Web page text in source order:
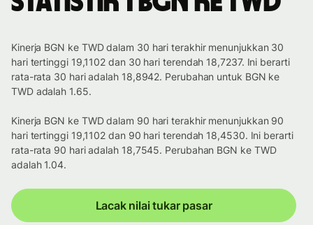
Kinerja BGN ke TWD dalam 30 hari terakhir menunjukkan 30
hari tertinggi 19,1102 dan 30 hari terendah 18,7237. Ini berarti
rata-rata 30 hari adalah 18,8942. Perubahan untuk BGN ke
TWD adalah 1.65.
Kinerja BGN ke TWD dalam 90 hari terakhir menunjukkan 90
hari tertinggi 19,1102 dan 90 hari terendah 18,4530. Ini berarti
rata-rata 90 hari adalah 18,7545. Perubahan BGN ke TWD
adalah 1.04.
Lacak nilai tukar pasar